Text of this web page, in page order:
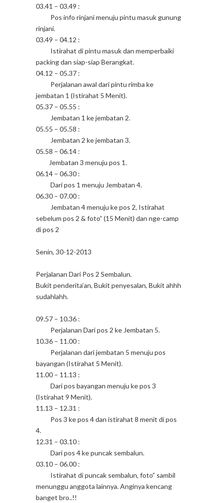
03.41 – 03.49 :
Pos info rinjani menuju pintu masuk gunung
rinjani.
03.49 – 04.12 :
Istirahat di pintu masuk dan memperbaiki
packing dan siap-siap Berangkat.
04.12 – 05.37 :
Perjalanan awal dari pintu rimba ke
jembatan 1 (Istirahat 5 Menit).
05.37 – 05.55 :
Jembatan 1 ke jembatan 2.
05.55 – 05.58 :
Jembatan 2 ke jembatan 3.
05.58 – 06.14 :
Jembatan 3 menuju pos 1.
06.14 – 06.30 :
Dari pos 1 menuju Jembatan 4.
06.30 – 07.00 :
Jembatan 4 menuju ke pos 2, Istirahat
sebelum pos 2 & foto” (15 Menit) dan nge-camp
di pos 2
Senin, 30-12-2013
Perjalanan Dari Pos 2 Sembalun.
Bukit penderita’an, Bukit penyesalan, Bukit ahhh
sudahlahh.
09.57 – 10.36 :
Perjalanan Dari pos 2 ke Jembatan 5.
10.36 – 11.00 :
Perjalanan dari jembatan 5 menuju pos
bayangan (Istirahat 5 Menit).
11.00 – 11.13 :
Dari pos bayangan menuju ke pos 3
(Istirahat 9 Menit).
11.13 – 12.31 :
Pos 3 ke pos 4 dan istirahat 8 menit di pos
4.
12.31 – 03.10 :
Dari pos 4 ke puncak sembalun.
03.10 – 06.00 :
Istirahat di puncak sembalun, foto” sambil
menunggu anggota lainnya. Anginya kencang
banget bro..!!